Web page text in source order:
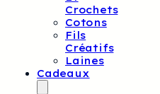
Crochets
Cotons
Fils
Créatifs
Laines
Cadeaux